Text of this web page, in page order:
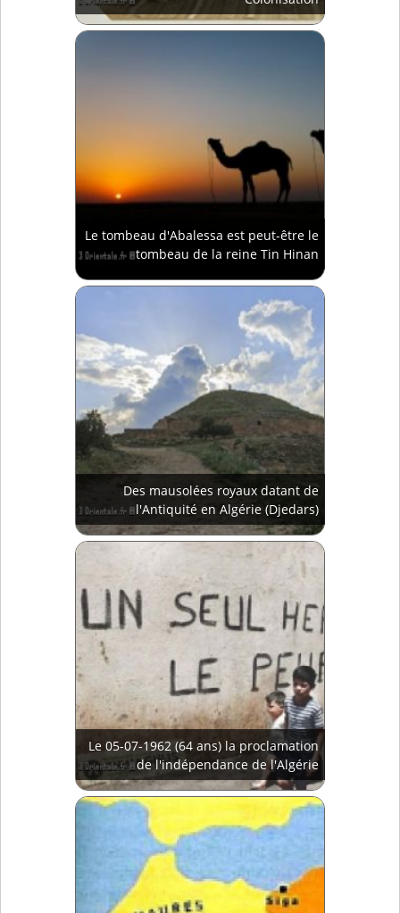
Le tombeau d'Abalessa est peut-être le
tombeau de la reine Tin Hinan
Des mausolées royaux datant de
l'Antiquité en Algérie (Djedars)
Le 05-07-1962 (64 ans) la proclamation
de l'indépendance de l'Algérie